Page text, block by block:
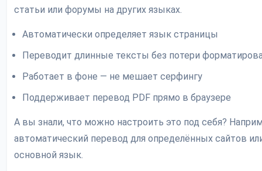
статьи или форумы на других языках.
Автоматически определяет язык страницы
Переводит длинные тексты без потери
Работает в фоне — не мешает серфингу
Поддерживает перевод PDF прямо в браузере
А вы знали, что можно настроить это под себя?
автоматический перевод для определённых сайтов
основной язык.